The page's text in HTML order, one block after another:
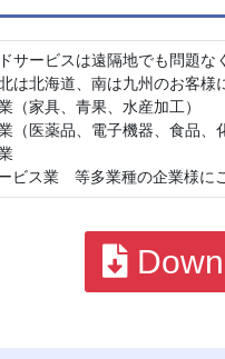
サービスは遠隔地でも問題な
は北海道、南は九州のお客様
（家具、青果、水産加工）
（医薬品、電子機器、食品、
ビス業 等多業種の企業様に